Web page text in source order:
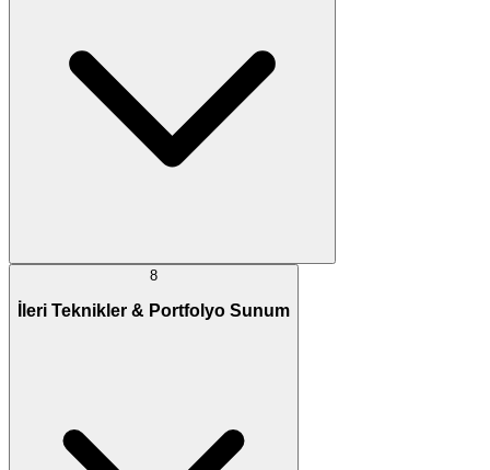
8
İleri Teknikler & Portfolyo Sunum